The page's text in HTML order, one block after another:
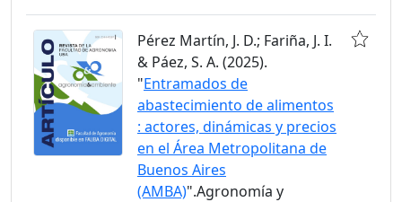
Pérez Martín, J. D.; Fariña, J. I.
& Páez, S. A. (2025).
"Entramados de
abastecimiento de alimentos
: actores, dinámicas y precios
en el Área Metropolitana de
Buenos Aires
(AMBA)".Agronomía y